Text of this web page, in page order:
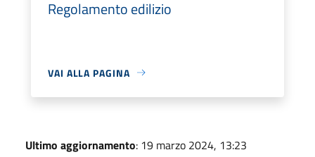
Regolamento edilizio
VAI ALLA PAGINA
Ultimo aggiornamento: 19 marzo 2024, 13:23